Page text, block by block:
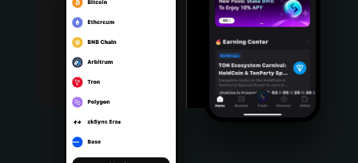
Português (Portugal)
Bahasa Indonesia
Português (Brasil)